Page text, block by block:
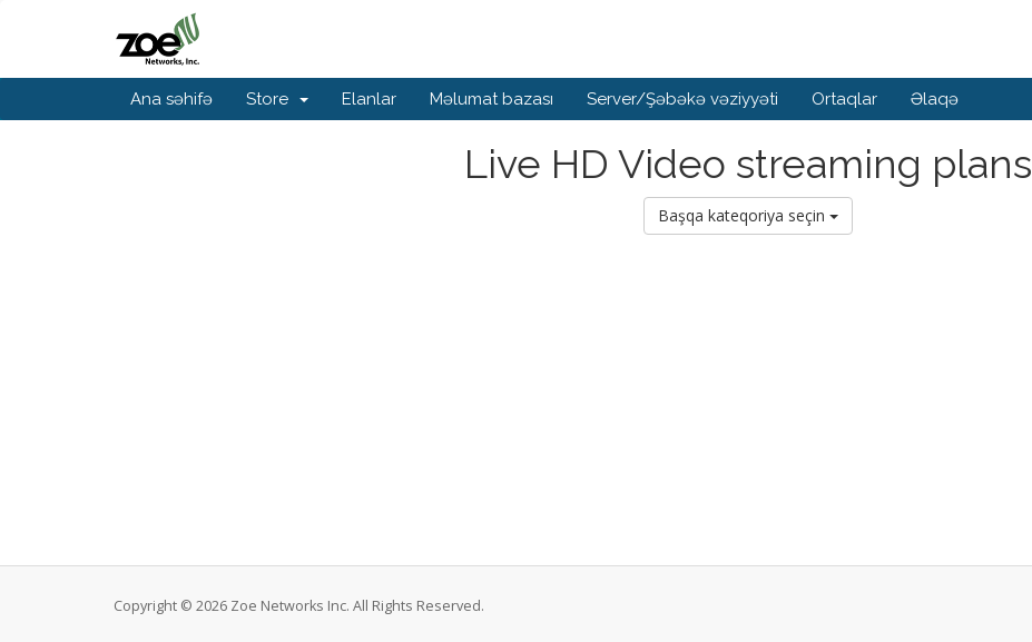
Ana səhifə Store Elanlar Məlumat bazası Server/Şəbəkə vəziyyəti Ortaqlar Əlaqə
Live HD Video streaming plans
Başqa kateqoriya seçin
Copyright © 2026 Zoe Networks Inc. All Rights Reserved.